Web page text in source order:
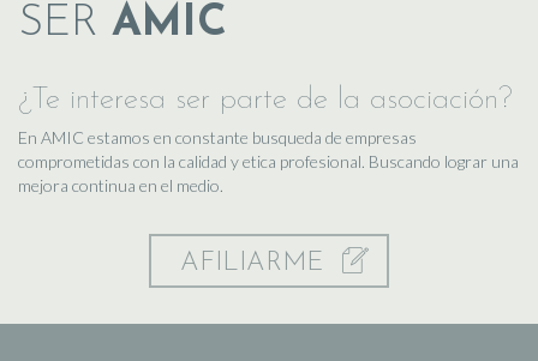
SER AMIC
¿Te interesa ser parte de la asociación?
En AMIC estamos en constante busqueda de empresas
comprometidas con la calidad y etica profesional. Buscando lograr una
mejora continua en el medio.
AFILIARME